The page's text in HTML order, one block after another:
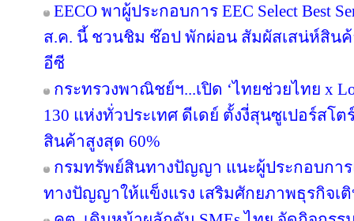
EECO พาผู้ประกอบการ EEC Select Best
ส.ค. นี้ ชวนชิม ช๊อป พักผ่อน สัมผัสเสน่ห์สิน
อีซี
กระทรวงพาณิชย์ฯ...เปิด ‘ไทยช่วยไทย x
130 แห่งทั่วประเทศ ดีเดย์ ตั้งงี่สุนซูเปอร์สโ
สินค้าสูงสุด 60%
กรมทรัพย์สินทางปัญญา แนะผู้ประกอบกา
ทางปัญญาให้แข็งแรง เสริมศักยภาพธุรกิจเ